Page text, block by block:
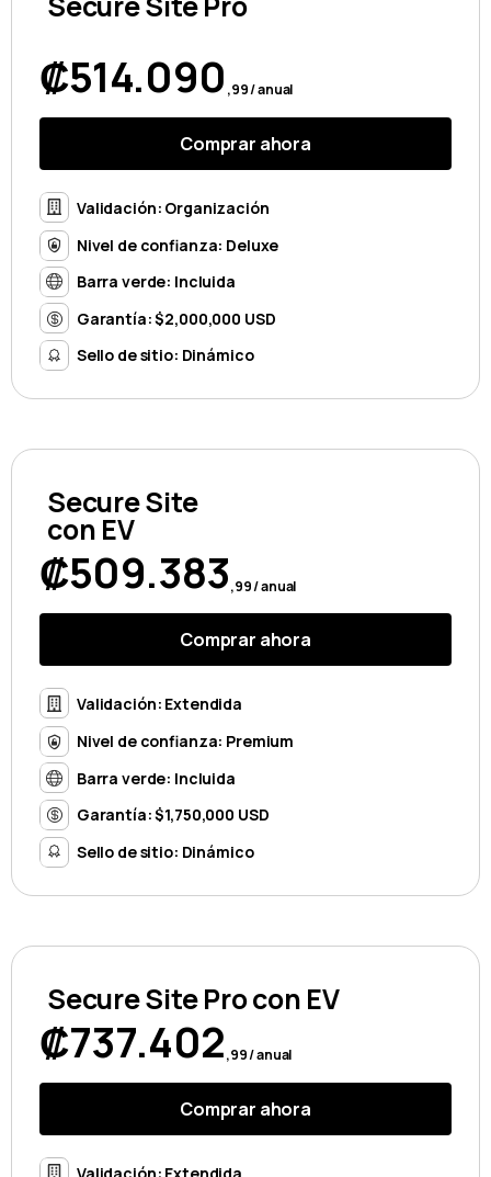
₡514.090 ,99 / anual
Comprar ahora
Validación: Organización
Nivel de confianza: Deluxe
Barra verde: Incluida
Garantía: $2,000,000 USD
Sello de sitio: Dinámico
Secure Site
con EV
₡509.383,99 / anual
Comprar ahora
Validación: Extendida
Nivel de confianza: Premium
Barra verde: Incluida
Garantía: $1,750,000 USD
Sello de sitio: Dinámico
Secure Site Pro con EV
₡737.402,99 / anual
Comprar ahora
Validación: Extendida